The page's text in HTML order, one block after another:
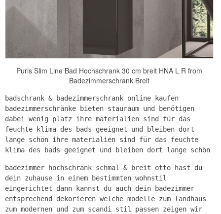
Puris Slim Line Bad Hochschrank 30 cm breit HNA L R from
Badezimmerschrank Breit
badschrank & badezimmerschrank online kaufen
badezimmerschränke bieten stauraum und benötigen
dabei wenig platz ihre materialien sind für das
feuchte klima des bads geeignet und bleiben dort
lange schön ihre materialien sind für das feuchte
klima des bads geeignet und bleiben dort lange schön
badezimmer hochschrank schmal & breit otto hast du
dein zuhause in einem bestimmten wohnstil
eingerichtet dann kannst du auch dein badezimmer
entsprechend dekorieren welche modelle zum landhaus
zum modernen und zum scandi stil passen zeigen wir